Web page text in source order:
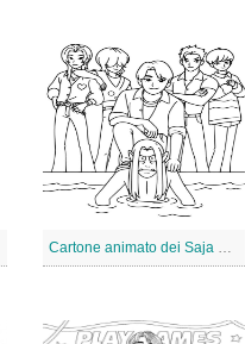
Cartone animato dei Saja Boys